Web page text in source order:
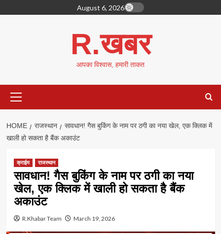
to
August 6, 2026
R.खबर
आपका विश्वास, हमारी ताकत
Menu
HOME राजस्थान
सावधान! गैस बुकिंग के नाम पर ठगी का नया खेल, एक क्लिक में
खाली हो सकता है बैंक अकाउंट
क्राईम राजस्थान
सावधान! गैस बुकिंग के नाम पर ठगी का नया
खेल, एक क्लिक में खाली हो सकता है बैंक
अकाउंट
R.Khabar Team March 19, 2026